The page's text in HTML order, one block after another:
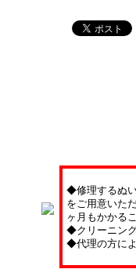
◆修理するぬ
をご用意いた
ヶ月もかかる
◆クリーニン
◆代理の方に